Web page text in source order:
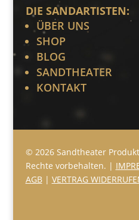
DIE SANDARTISTEN:
ÜBER UNS
SHOP
BLOG
SANDTHEATER
KONTAKT
© 2026 Sandtheater
Rechte vorbehalten. |
AGB| VERTRAG